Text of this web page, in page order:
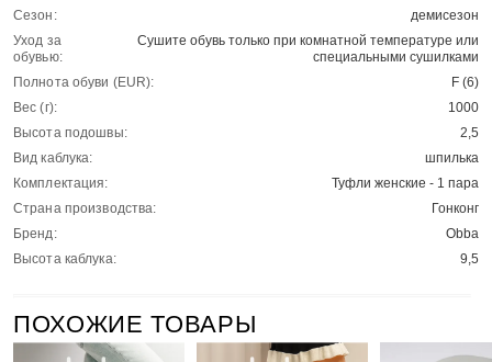
Сезон:
демисезон
Уход за
обувью:
Сушите обувь только при комнатной температуре или
специальными сушилками
Полнота обуви (EUR):
F (6)
Вес (г):
1000
Высота подошвы:
2,5
Вид каблука:
шпилька
Комплектация:
Туфли женские - 1 пара
Страна производства:
Гонконг
Бренд:
Obba
Высота каблука:
9,5
ПОХОЖИЕ ТОВАРЫ